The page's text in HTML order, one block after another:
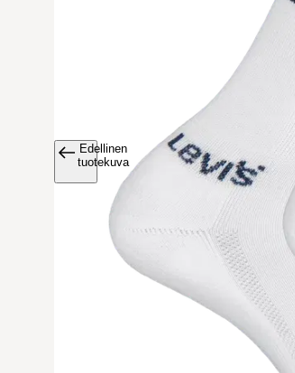
Edellinen
tuotekuva